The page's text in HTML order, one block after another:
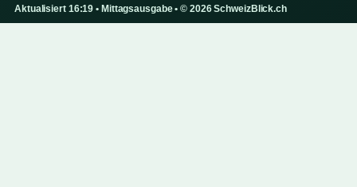
Aktualisiert 16:19 • Mittagsausgabe • © 2026 SchweizBlick.ch